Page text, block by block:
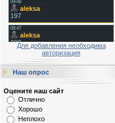
Для добавления необходима
авторизация
Наш опрос
Оцените наш сайт
Отлично
Хорошо
Неплохо